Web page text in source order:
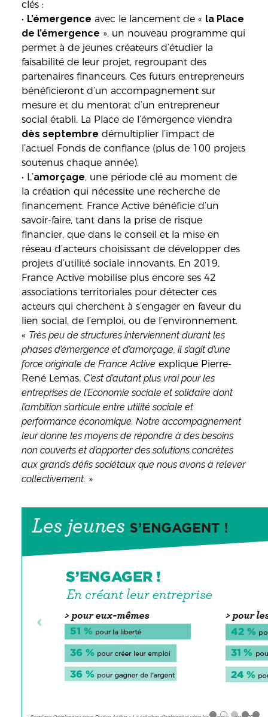
clés :
• L’émergence avec le lancement de « la Place
de l’émergence », un nouveau programme qui
permet à de jeunes créateurs d’étudier la
faisabilité de leur projet, regroupant des
partenaires financeurs. Ces futurs entrepreneurs
bénéficieront d’un accompagnement sur
mesure et du mentorat d’un entrepreneur
social établi. La Place de l’émergence viendra
dès septembre démultiplier l’impact de
l’actuel Fonds de confiance (plus de 100 projets
soutenus chaque année).
• L’amorçage, une période clé au moment de
la création qui nécessite une recherche de
financement. France Active bénéficie d’un
savoir-faire, tant dans la prise de risque
financier, que dans le conseil et la mise en
réseau d’acteurs choisissant de développer des
projets d’utilité sociale innovants. En 2019,
France Active mobilise plus encore ses 42
associations territoriales pour détecter ces
acteurs qui cherchent à s’engager en faveur du
lien social, de l’emploi, ou de l’environnement.
« Très peu de structures interviennent durant les
phases d’émergence et d’amorçage, il s’agit d’une
force originale de France Active explique Pierre-
René Lemas. C’est d’autant plus vrai pour les
entreprises de l’Economie sociale et solidaire dont
l’ambition s’articule entre utilité sociale et
performance économique. Notre accompagnement
leur donne les moyens de répondre à des besoins
non couverts et d’apporter des solutions concrètes
aux grands défis sociétaux que nous avons à relever
collectivement. »